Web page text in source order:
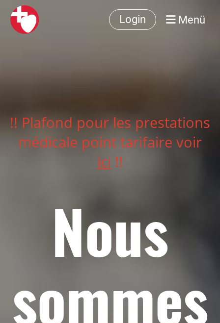
Login Menü
!! Plafond pour les prestations
médicale point tarifaire voir
ici !!
Nous
sommes